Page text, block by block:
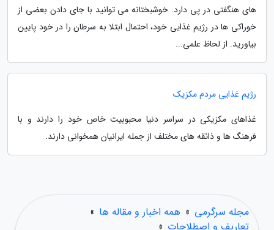
های هنگفتی در پی دارد. خوشبختانه می توانید با جای دادن بعضی از
خوراکی ها در رژیم غذایی خود، احتمال ابتلا به سرطان را در خود پایین
بیاورید. از لحاظ علمی...
رژیم غذایی مردم مکزیک
غذاهای مکزیکی در سراسر دنیا محبوبیت خاص خود را دارند و با
فرهنگ ها و ذائقه های مختلف از جمله ایرانیان همخوانی دارند.
مجله سرگرمی » همه اخبار و مقاله ها »
تعاریف و اصطلاحات »